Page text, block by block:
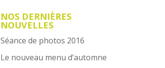
NOS DERNIÈRES
NOUVELLES
Séance de photos 2016
Le nouveau menu d’automne